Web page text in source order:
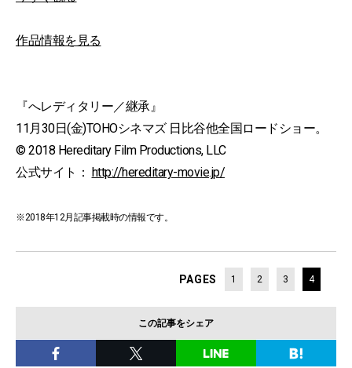
作品情報を見る
『へレディタリー／継承』
11月30日(金)TOHOシネマズ 日比谷他全国ロードショー。
© 2018 Hereditary Film Productions, LLC
公式サイト： http://hereditary-movie.jp/
※2018年12月記事掲載時の情報です。
PAGES 1 2 3 4
この記事をシェア